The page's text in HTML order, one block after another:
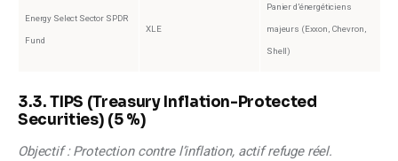
Energy Select Sector SPDR
Fund
XLE
Panier d’énergéticiens
majeurs (Exxon, Chevron,
Shell)
3.3. TIPS (Treasury Inflation-Protected
Securities) (5 %)
Objectif : Protection contre l’inflation, actif refuge réel.